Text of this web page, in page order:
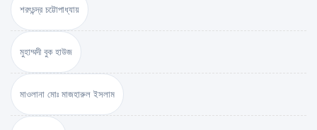
শরৎচন্দ্র চট্টোপাধ্যায়
মুহাম্মদী বুক হাউজ
মাওলানা মোঃ মাজহারুল ইসলাম